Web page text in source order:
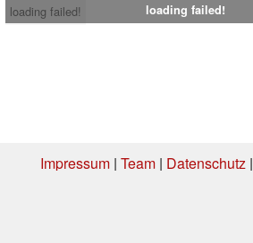
loading failed!
loading failed!
Impressum| Team| Datenschutz|